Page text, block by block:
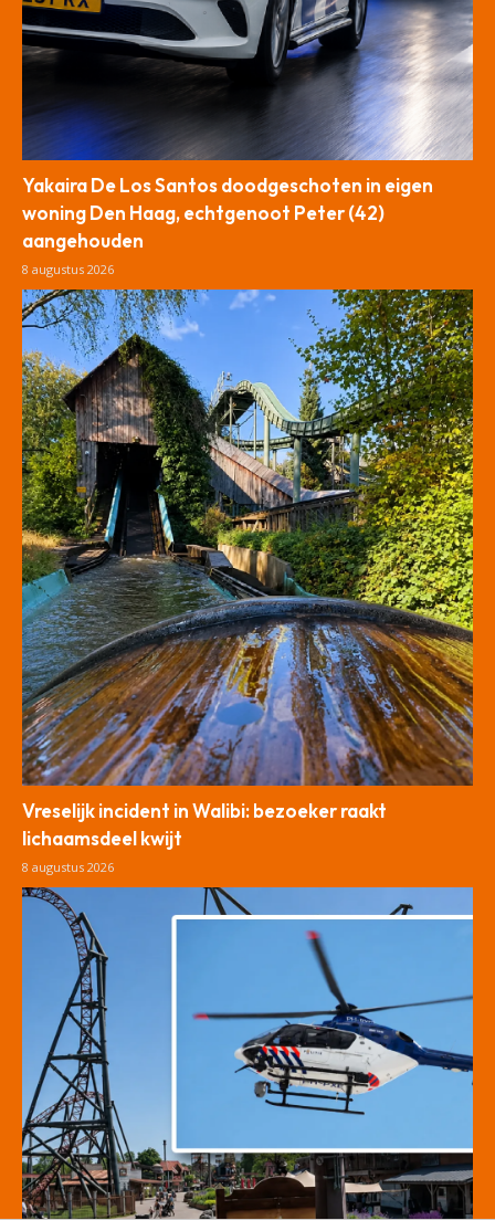
Yakaira De Los Santos doodgeschoten in eigen
woning Den Haag, echtgenoot Peter (42)
aangehouden
8 augustus 2026
Vreselijk incident in Walibi: bezoeker raakt
lichaamsdeel kwijt
8 augustus 2026